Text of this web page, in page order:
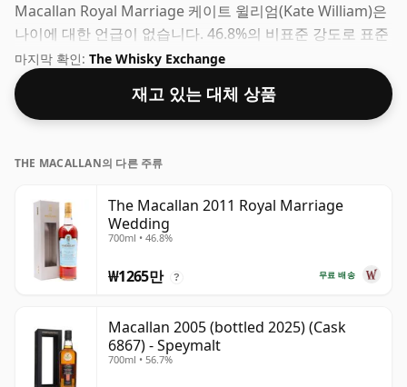
Macallan Royal Marriage 케이트 윌리엄(Kate William)은
나이에 대한 언급이 없습니다. 46.8%의 비표준 강도로 표준
70cl 병에 들어 있습니다.
마지막 확인: The Whisky Exchange
재고 있는 대체 상품
THE MACALLAN의 다른 주류
The Macallan 2011 Royal Marriage
Wedding
700ml • 46.8%
무료 배송
₩1265만 ?
Macallan 2005 (bottled 2025) (Cask
6867) - Speymalt
700ml • 56.7%